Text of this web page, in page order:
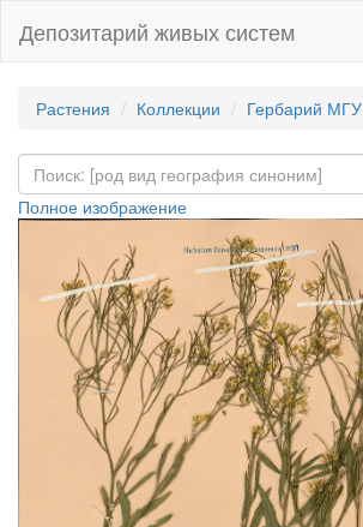
Депозитарий живых систем
Растения Коллекции Гербарий МГУ
Полное изображение